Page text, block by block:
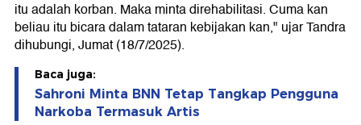
itu adalah korban. Maka minta direhabilitasi. Cuma kan
beliau itu bicara dalam tataran kebijakan kan," ujar Tandra
dihubungi, Jumat (18/7/2025).
Baca juga:
Sahroni Minta BNN Tetap Tangkap Pengguna
Narkoba Termasuk Artis